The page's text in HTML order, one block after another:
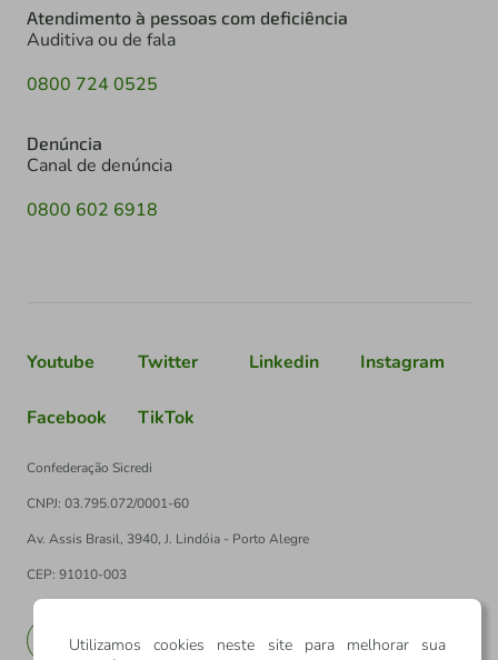
Atendimento à pessoas com deficiência
Auditiva ou de fala
0800 724 0525
Denúncia
Canal de denúncia
0800 602 6918
Youtube Twitter Linkedin Instagram
Facebook TikTok
Confederação Sicredi
CNPJ: 03.795.072/0001-60
Av. Assis Brasil, 3940, J. Lindóia - Porto Alegre
CEP: 91010-003
EN
Utilizamos cookies neste site para melhorar sua